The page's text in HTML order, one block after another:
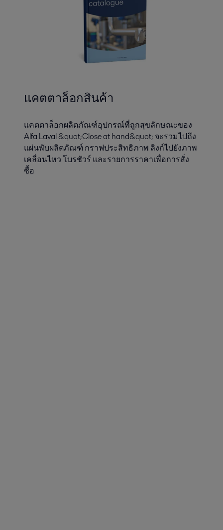
แคตตาล็อกสินค้า
แคตตาล็อกผลิตภัณฑ์อุปกรณ์ที่ถูกสุขลักษณะของ
Alfa Laval &quot;Close at hand&quot; จะรวมไปถึง
แผ่นพับผลิตภัณฑ์ กราฟประสิทธิภาพ ลิงก์ไปยังภาพ
เคลื่อนไหว โบรชัวร์ และรายการราคาเพื่อการสั่ง
ซื้อ